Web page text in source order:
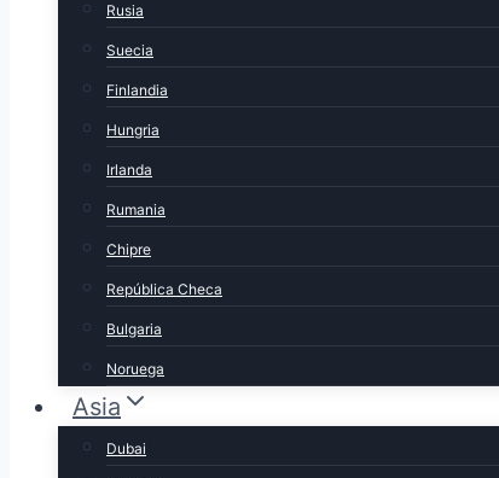
Rusia
Suecia
Finlandia
Hungria
Irlanda
Rumania
Chipre
República Checa
Bulgaria
Noruega
Asia
Dubai